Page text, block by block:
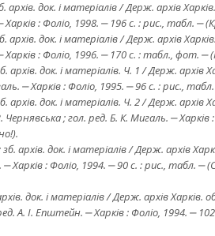
архів. док. і матеріалів / Держ. архів
Харків : Фоліо, 1998. ‒ 196 с. : рис., табл.
архів. док. і матеріалів / Держ. архів
Харків : Фоліо, 1996. ‒ 170 с. : табл., фот.
архів. док. і матеріалів. Ч. 1 / Держ. архів
‒ Харків : Фоліо, 1995. ‒ 96 с. : рис.,
архів. док. і матеріалів. Ч. 2 / Держ. архів
; гол. ред. Б. К. Мигаль. ‒
архів. док. і матеріалів / Держ. архів
Харків : Фоліо, 1994. ‒ 90 с. : рис., табл.
док. і матеріалів / Держ. архів
А. І. Епштейн. ‒ Харків : Фоліо, 1994. ‒